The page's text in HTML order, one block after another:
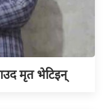
मृत भेटिइन्